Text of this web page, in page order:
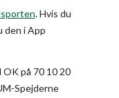
. Hvis du
den i App
på 70 10 20
Spejderne